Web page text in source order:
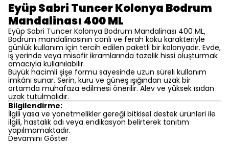
Eyüp Sabri Tuncer Kolonya Bodrum
Mandalinası 400 ML
Eyüp Sabri Tuncer Kolonya Bodrum Mandalinası 400 ML,
Bodrum mandalinasının canlı ve ferah koku karakteriyle
günlük kullanım için tercih edilen paketli bir kolonyadır. Evde,
iş yerinde veya misafir ikramlarında tazelik hissi oluşturmak
amacıyla kullanılabilir.
Büyük hacimli şişe formu sayesinde uzun süreli kullanım
imkânı sunar. Serin, kuru ve güneş ışığından uzak bir
ortamda muhafaza edilmesi önerilir. Alev ve yüksek ısıdan
uzak tutulmalıdır.
Bilgilendirme:
İlgili yasa ve yönetmelikler gereği bitkisel destek ürünleri ile
ilgili, hastalık adı veya endikasyon belirterek tanıtım
yapılmamaktadır.
Devamını Göster